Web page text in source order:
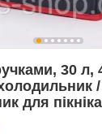
30 л,
для пікніка